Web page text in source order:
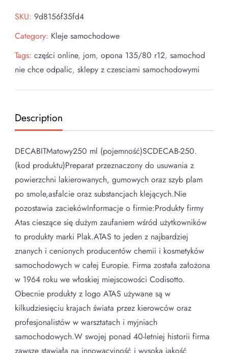
SKU: 9d8156f35fd4
Category: Kleje samochodowe
Tags: części online, jom, opona 135/80 r12, samochod
nie chce odpalic, sklepy z czesciami samochodowymi
Description
DECABITMatowy250 ml (pojemność)SCDECAB-250.
(kod produktu)Preparat przeznaczony do usuwania z
powierzchni lakierowanych, gumowych oraz szyb plam
po smole,asfalcie oraz substancjach klejących.Nie
pozostawia zaciekówInformacje o firmie:Produkty firmy
Atas cieszące się dużym zaufaniem wśród użytkowników
to produkty marki Plak.ATAS to jeden z najbardziej
znanych i cenionych producentów chemii i kosmetyków
samochodowych w całej Europie. Firma została założona
w 1964 roku we włoskiej miejscowości Codisotto.
Obecnie produkty z logo ATAS używane są w
kilkudziesięciu krajach świata przez kierowców oraz
profesjonalistów w warsztatach i myjniach
samochodowych.W swojej ponad 40-letniej historii firma